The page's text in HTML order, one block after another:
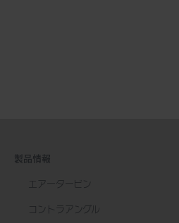
製品情報
エアータービン
コントラアングル